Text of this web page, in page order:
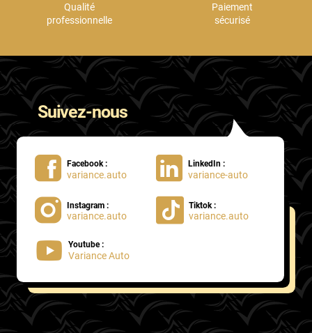
Qualité
professionnelle
Paiement
sécurisé
Suivez-nous
Facebook :
variance.auto
LinkedIn :
variance-auto
Instagram :
variance.auto
Tiktok :
variance.auto
Youtube :
Variance Auto